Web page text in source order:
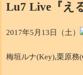
Lu7 Live『え
2017年5月13日（土）
梅垣ルナ(Key),栗原務